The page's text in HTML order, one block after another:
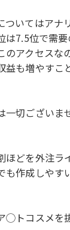
いてはアナ
7.5位で需要
アクセスな
益も増やすこ
一切ございま
ほどを外注ラ
も作成しや
◯トコスメを